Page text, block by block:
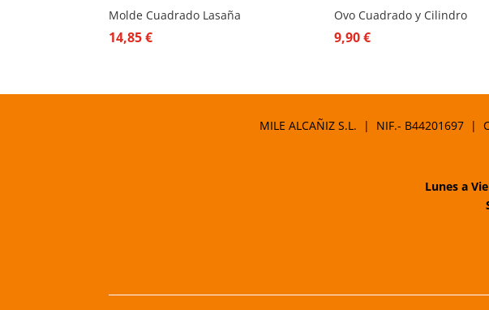
Molde Cuadrado Lasaña
14,85€
Ovo Cuadrado y Cilindro
9,90€
MILE ALCAÑIZ S.L. | NIF.- B44201697 |
Lunes a